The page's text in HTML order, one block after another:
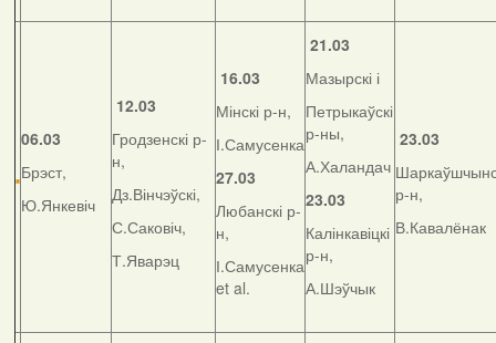
06.03
Брэст,
Ю.Янкевіч
12.03
Гродзенскі р-
н,
Дз.Вінчэўскі,
С.Саковіч,
Т.Яварэц
16.03
Мінскі р-н,
І.Самусенка
27.03
Любанскі р-
н,
І.Самусенка
et al.
21.03
Мазырскі і
Петрыкаўскі
р-ны,
А.Халандач
23.03
Калінкавіцкі
р-н,
А.Шэўчык
23.03
р-н,
В.Кавалёнак